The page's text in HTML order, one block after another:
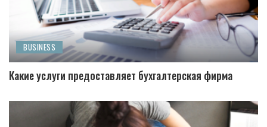
BUSINESS
Какие услуги предоставляет бухгалтерская фирма